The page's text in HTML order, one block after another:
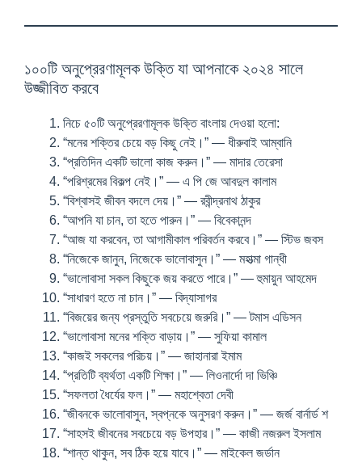
১০০টি অনুপ্রেরণামূলক উক্তি যা আপনাকে ২০২৪ সালে
উজ্জীবিত করবে
নিচে ৫০টি অনুপ্রেরণামূলক উক্তি বাংলায় দেওয়া হলো:
“মনের শক্তির চেয়ে বড় কিছু নেই।” — ধীরুবাই আম্বানি
“প্রতিদিন একটি ভালো কাজ করুন।” — মাদার তেরেসা
“পরিশ্রমের বিকল্প নেই।” — এ পি জে আবদুল কালাম
“বিশ্বাসই জীবন বদলে দেয়।” — রবীন্দ্রনাথ ঠাকুর
“আপনি যা চান, তা হতে পারুন।” — বিবেকানন্দ
“আজ যা করবেন, তা আগামীকাল পরিবর্তন করবে।” — স্টিভ জবস
“নিজেকে জানুন, নিজেকে ভালোবাসুন।” — মহাত্মা গান্ধী
“ভালোবাসা সকল কিছুকে জয় করতে পারে।” — হুমায়ুন আহমেদ
“সাধারণ হতে না চান।” — বিদ্যাসাগর
“বিজয়ের জন্য প্রস্তুতি সবচেয়ে জরুরি।” — টমাস এডিসন
“ভালোবাসা মনের শক্তি বাড়ায়।” — সুফিয়া কামাল
“কাজই সকলের পরিচয়।” — জাহানারা ইমাম
“প্রতিটি ব্যর্থতা একটি শিক্ষা।” — লিওনার্দো দা ভিঞ্চি
“সফলতা ধৈর্যের ফল।” — মহাশ্বেতা দেবী
“জীবনকে ভালোবাসুন, স্বপ্নকে অনুসরণ করুন।” — জর্জ বার্নার্ড শ
“সাহসই জীবনের সবচেয়ে বড় উপহার।” — কাজী নজরুল ইসলাম
“শান্ত থাকুন, সব ঠিক হয়ে যাবে।” — মাইকেল জর্ডান